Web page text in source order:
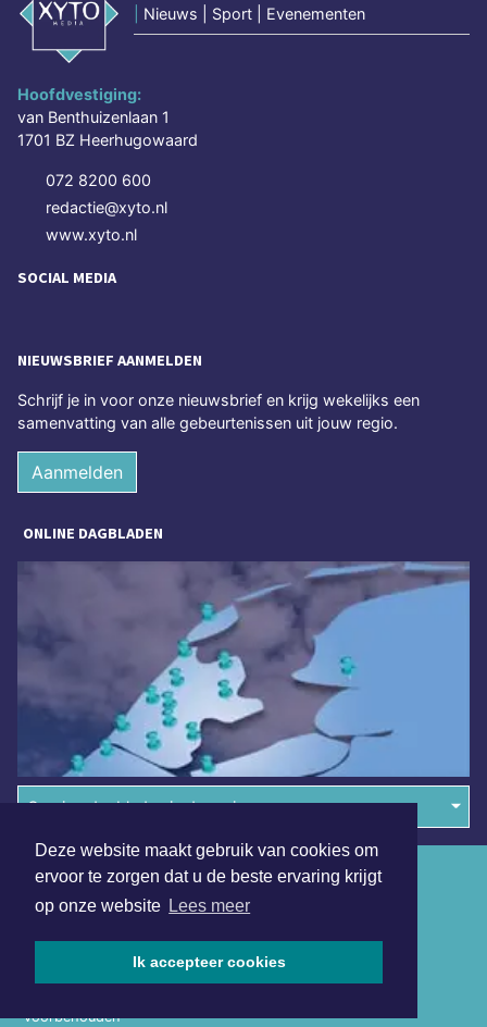
Deze website maakt gebruik van cookies om
ervoor te zorgen dat u de beste ervaring krijgt
op onze website Lees meer
Ik accepteer cookies
Nieuws | Sport | Evenementen
Hoofdvestiging:
van Benthuizenlaan 1
1701 BZ Heerhugowaard
072 8200 600
redactie@xyto.nl
www.xyto.nl
SOCIAL MEDIA
NIEUWSBRIEF AANMELDEN
Schrijf je in voor onze nieuwsbrief en krijg wekelijks een
samenvatting van alle gebeurtenissen uit jouw regio.
Aanmelden
ONLINE DAGBLADEN
Overige dagbladen in de regio
voorbehouden
Algemene voorwaarden
Disclaimer